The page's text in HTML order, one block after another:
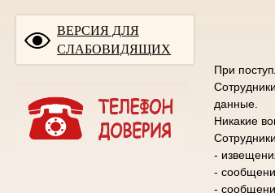
ВЕРСИЯ ДЛЯ
СЛАБОВИДЯЩИХ
При
данные.
Никакие
-
-
-